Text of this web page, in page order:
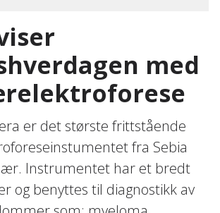
med
er det største frittstående
fra Sebia
Instrumentet har et bredt
og benyttes til diagnostikk av